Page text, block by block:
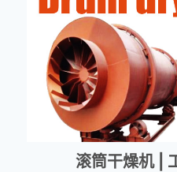
滚筒干燥机 |